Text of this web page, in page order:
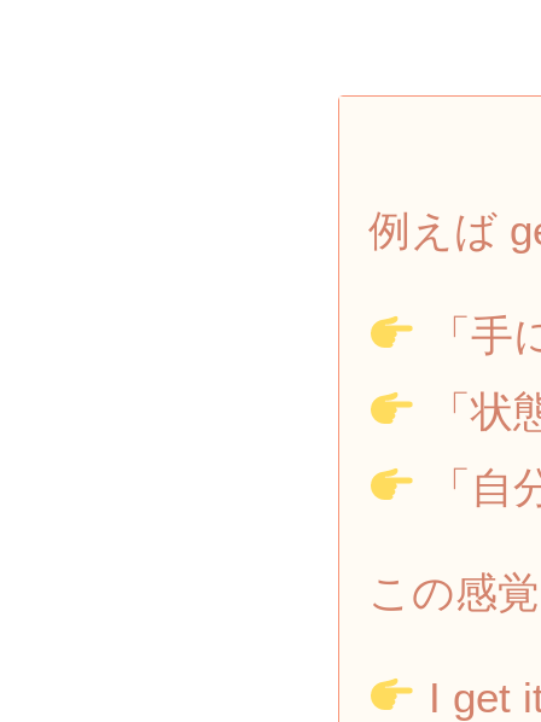
例えば
「手
「状
「自
この感
I get